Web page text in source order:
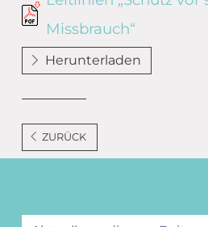
Missbrauch“
Herunterladen
ZURÜCK